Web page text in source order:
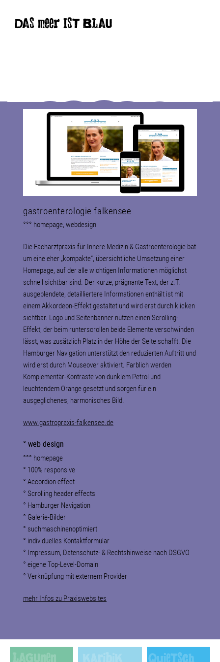
DAS meer IST BLAU
gastroenterologie falkensee
°°° homepage, webdesign
Die Facharztpraxis für Innere Medizin & Gastroenterologie bat
um eine eher „kompakte“, übersichtliche Umsetzung einer
Homepage, auf der alle wichtigen Informationen möglichst
schnell sichtbar sind. Der kurze, prägnante Text, der z.T.
ausgeblendete, detailliertere Informationen enthält ist mit
einem Akkordeon-Effekt gestaltet und wird erst durch klicken
sichtbar. Logo und Seitenbanner nutzen einen Scrolling-
Effekt, der beim runterscrollen beide Elemente verschwinden
lässt, was zusätzlich Platz in der Höhe der Seite schafft. Die
Hamburger Navigation unterstützt den reduzierten Auftritt und
wird erst durch Mouseover aktiviert. Farblich werden
Komplementär-Kontraste von dunklem Petrol und
leuchtendem Orange gesetzt und sorgen für ein
ausgeglichenes, harmonisches Bild.
www.gastropraxis-falkensee.de
° web design
°°° homepage
° 100% responsive
° Accordion effect
°Scrolling header effects
° Hamburger Navigation
° Galerie-Bilder
° suchmaschinenoptimiert
° individuelles Kontaktformular
° Impressum, Datenschutz- & Rechtshinweise nach DSGVO
° eigene Top-Level-Domain
° Verknüpfung mit externem Provider
mehr Infos zu Praxiswebsites